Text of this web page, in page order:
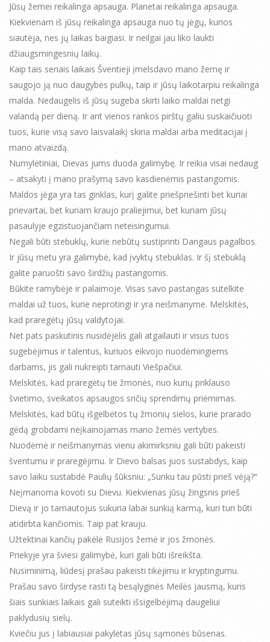
Jūsų žemei reikalinga apsauga. Planetai reikalinga apsauga.
Kiekvienam iš jūsų reikalinga apsauga nuo tų jėgų, kurios
siautėja, nes jų laikas baigiasi. Ir neilgai jau liko laukti
džiaugsmingesnių laikų.
Kaip tais senais laikais Šventieji įmelsdavo mano žemę ir
saugojo ją nuo daugybės pulkų, taip ir jūsų laikotarpiu reikalinga
malda. Nedaugelis iš jūsų sugeba skirti laiko maldai netgi
valandą per dieną. Ir ant vienos rankos pirštų galiu suskaičiuoti
tuos, kurie visą savo laisvalaikį skiria maldai arba meditacijai į
mano atvaizdą.
Numylėtiniai, Dievas jums duoda galimybę. Ir reikia visai nedaug
– atsakyti į mano prašymą savo kasdienėmis pastangomis.
Maldos jėga yra tas ginklas, kurį galite priešpriešinti bet kuriai
prievartai, bet kuriam kraujo praliejimui, bet kuriam jūsų
pasaulyje egzistuojančiam neteisingumui.
Negali būti stebuklų, kurie nebūtų sustiprinti Dangaus pagalbos.
Ir jūsų metu yra galimybė, kad įvyktų stebuklas. Ir šį stebuklą
galite paruošti savo širdžių pastangomis.
Būkite ramybėje ir palaimoje. Visas savo pastangas sutelkite
maldai už tuos, kurie neprotingi ir yra neišmanyme. Melskitės,
kad praregėtų jūsų valdytojai.
Net pats paskutinis nusidėjėlis gali atgailauti ir visus tuos
sugebėjimus ir talentus, kuriuos eikvojo nuodėmingiems
darbams, jis gali nukreipti tarnauti Viešpačiui.
Melskitės, kad praregėtų tie žmonės, nuo kurių priklauso
švietimo, sveikatos apsaugos sričių sprendimų priėmimas.
Melskitės, kad būtų išgelbėtos tų žmonių sielos, kurie prarado
gėdą grobdami neįkainojamas mano žemės vertybes.
Nuodėmė ir neišmanymas vienu akimirksniu gali būti pakeisti
šventumu ir praregėjimu. Ir Dievo balsas juos sustabdys, kaip
savo laiku sustabdė Paulių šūksniu: „Sunku tau pūsti prieš vėją?“
Neįmanoma kovoti su Dievu. Kiekvienas jūsų žingsnis prieš
Dievą ir jo tarnautojus sukuria labai sunkią karmą, kuri turi būti
atidirbta kančiomis. Taip pat krauju.
Užtektinai kančių pakėlė Rusijos žemė ir jos žmonės.
Priekyje yra šviesi galimybė, kuri gali būti išreikšta.
Nusiminimą, liūdesį prašau pakeisti tikėjimu ir kryptingumu.
Prašau savo širdyse rasti tą besąlyginės Meilės jausmą, kuris
šiais sunkiais laikais gali suteikti išsigelbėjimą daugeliui
paklydusių sielų.
Kviečiu jus į labiausiai pakylėtas jūsų sąmonės būsenas.